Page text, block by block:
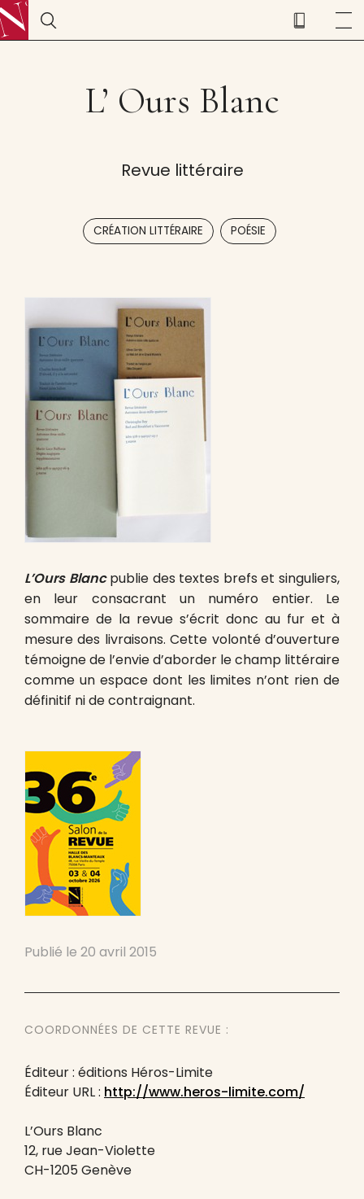
L’ Ours Blanc
Revue littéraire
CRÉATION LITTÉRAIRE , POÉSIE
L’Ours Blancpublie des textes brefs et singuliers,
en leur consacrant un numéro entier. Le
sommaire de la revue s’écrit donc au fur et à
mesure des livraisons. Cette volonté d’ouverture
témoigne de l’envie d’aborder le champ littéraire
comme un espace dont les limites n’ont rien de
définitif ni de contraignant.
Publié le 20 avril 2015
COORDONNÉES DE CETTE REVUE :
Éditeur : éditions Héros-Limite
Éditeur URL : http://www.heros-limite.com/
L’Ours Blanc
12, rue Jean-Violette
CH-1205 Genève